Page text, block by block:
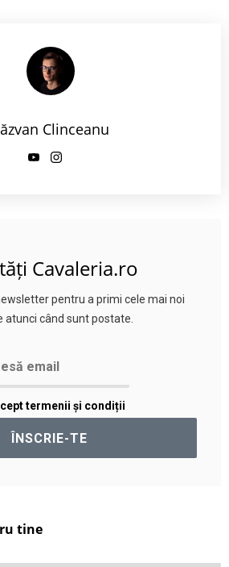
Clinceanu
Cavaleria.ro
pentru a primi cele mai noi
atunci când sunt postate.
termenii și condiții
tine